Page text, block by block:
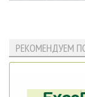
РЕКОМЕНДУЕМ